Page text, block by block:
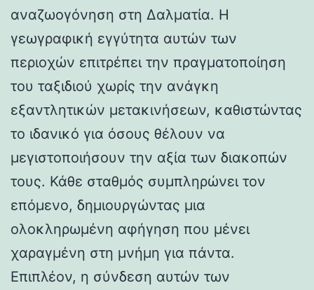
αναζωογόνηση στη Δαλματία. Η
γεωγραφική εγγύτητα αυτών των
περιοχών επιτρέπει την πραγματοποίηση
του ταξιδιού χωρίς την ανάγκη
εξαντλητικών μετακινήσεων, καθιστώντας
το ιδανικό για όσους θέλουν να
μεγιστοποιήσουν την αξία των διακοπών
τους. Κάθε σταθμός συμπληρώνει τον
επόμενο, δημιουργώντας μια
ολοκληρωμένη αφήγηση που μένει
χαραγμένη στη μνήμη για πάντα.
Επιπλέον, η σύνδεση αυτών των